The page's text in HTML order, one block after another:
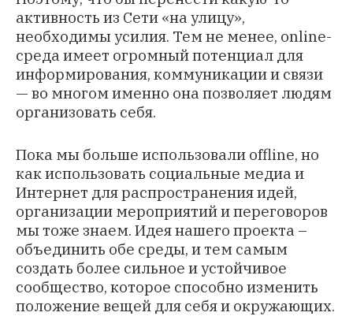
активность из Сети «на улицу»,
необходимы усилия. Тем не менее, online-
среда имеет огромный потенциал для
информирования, коммуникации и связи
— во многом именно она позволяет людям
организовать себя.
Пока мы больше использовали offline, но
как использовать социальные медиа и
Интернет для распространения идей,
организации мероприятий и переговоров
мы тоже знаем. Идея нашего проекта –
объединить обе среды, и тем самым
создать более сильное и устойчивое
сообщество, которое способно изменить
положение вещей для себя и окружающих.